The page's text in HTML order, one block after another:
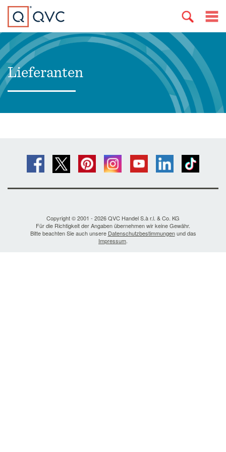
Lieferanten
Copyright © 2001 - 2026 QVC Handel S.à r.l. & Co. KG
Für die Richtigkeit der Angaben übernehmen wir keine Gewähr.
Bitte beachten Sie auch unsere Datenschutzbestimmungenund das
Impressum.